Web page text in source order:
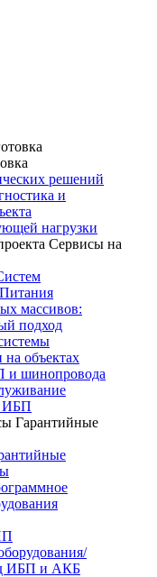
решений
и
нагрузки
Сервисы на
массивов:
подход
на объектах
шинопровода
ИБП
Гарантийные
ИБП и АКБ